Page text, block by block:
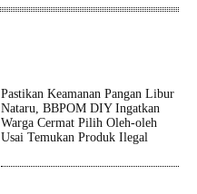
Pastikan Keamanan Pangan Libur
Nataru, BBPOM DIY Ingatkan
Warga Cermat Pilih Oleh-oleh
Usai Temukan Produk Ilegal